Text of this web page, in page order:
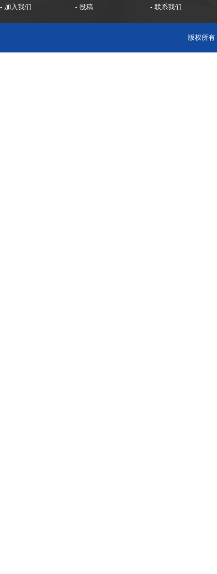
- 加入我们
- 投稿
- 联系我们
版权所